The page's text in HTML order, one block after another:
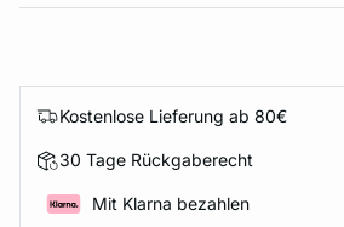
Kostenlose Lieferung ab 80€
30 Tage Rückgaberecht
Mit Klarna bezahlen